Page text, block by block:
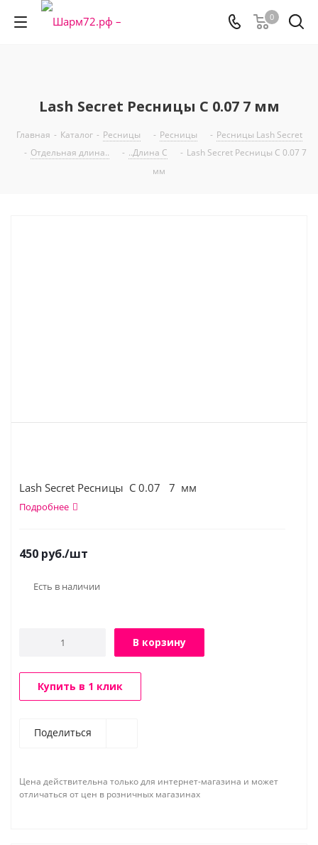
0
Lash Secret Ресницы С 0.07 7 мм
Главная - Каталог - Ресницы - Ресницы - Ресницы Lash Secret
- Oтдeльнaя длинa.. - ..Длина C - Lash Secret Ресницы С 0.07 7
мм
Lash Secret Ресницы С 0.07 7 мм
Подробнее
450 руб./шт
Есть в наличии
В корзину
Купить в 1 клик
Поделиться
Цена действительна только для интернет-магазина и может
отличаться от цен в розничных магазинах